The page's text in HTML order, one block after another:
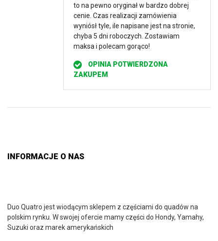
to na pewno oryginał w bardzo dobrej
cenie. Czas realizacji zamówienia
wyniósł tyle, ile napisane jest na stronie,
chyba 5 dni roboczych. Zostawiam
maksa i polecam gorąco!
OPINIA POTWIERDZONA
ZAKUPEM
INFORMACJE O NAS
Duo Quatro jest wiodącym sklepem z częściami do quadów na
polskim rynku. W swojej ofercie mamy części do Hondy, Yamahy,
Suzuki oraz marek amerykańskich